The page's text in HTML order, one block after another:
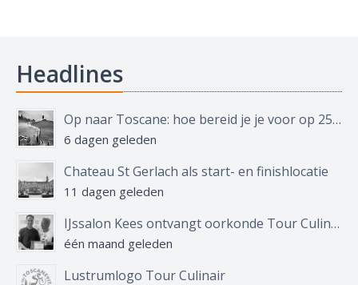
Headlines
Op naar Toscane: hoe bereid je je voor op 250 kilometer, 4.000 hoogtemeters en een goed glas wijn?
6 dagen geleden
Chateau St Gerlach als start- en finishlocatie
11 dagen geleden
IJssalon Kees ontvangt oorkonde Tour Culinair
één maand geleden
Lustrumlogo Tour Culinair